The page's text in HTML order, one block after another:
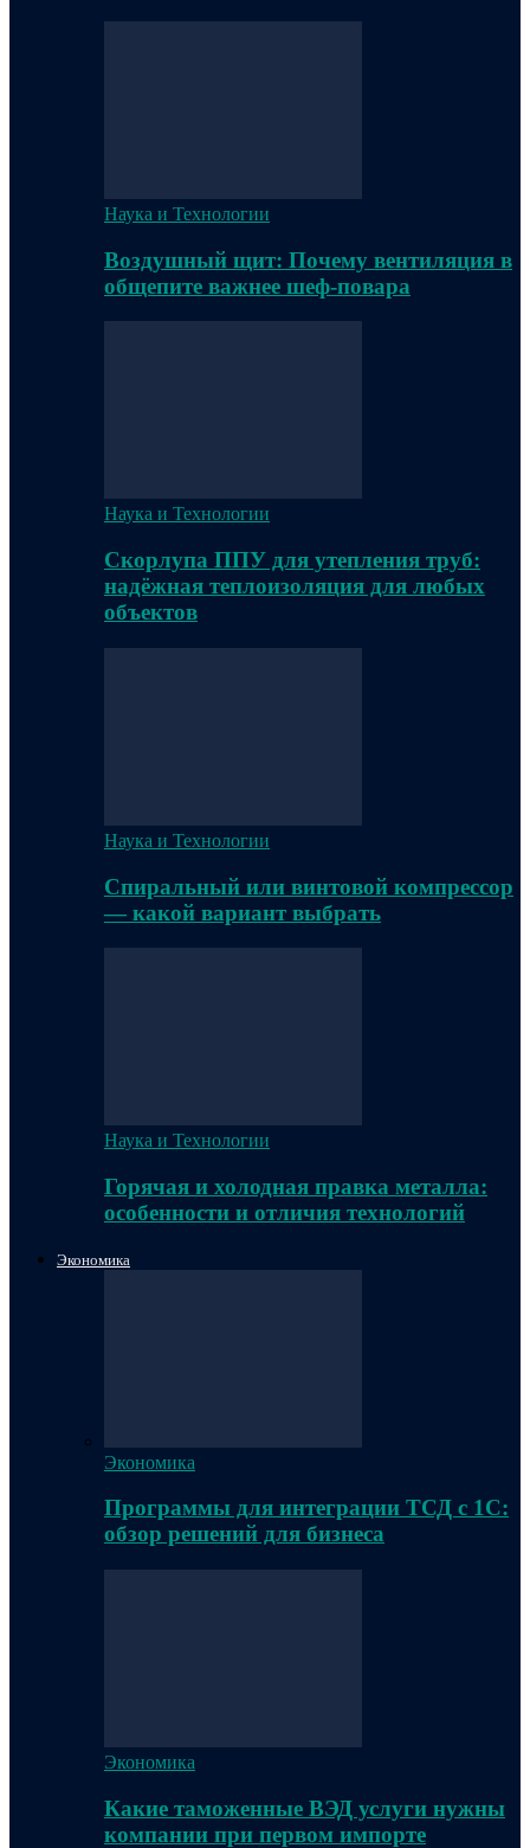
Наука и Технологии
Воздушный щит: Почему вентиляция в
общепите важнее шеф-повара
Наука и Технологии
Скорлупа ППУ для утепления труб:
надёжная теплоизоляция для любых
объектов
Наука и Технологии
Спиральный или винтовой компрессор
— какой вариант выбрать
Наука и Технологии
Горячая и холодная правка металла:
особенности и отличия технологий
Экономика
Экономика
Программы для интеграции ТСД с 1С:
обзор решений для бизнеса
Экономика
Какие таможенные ВЭД услуги нужны
компании при первом импорте